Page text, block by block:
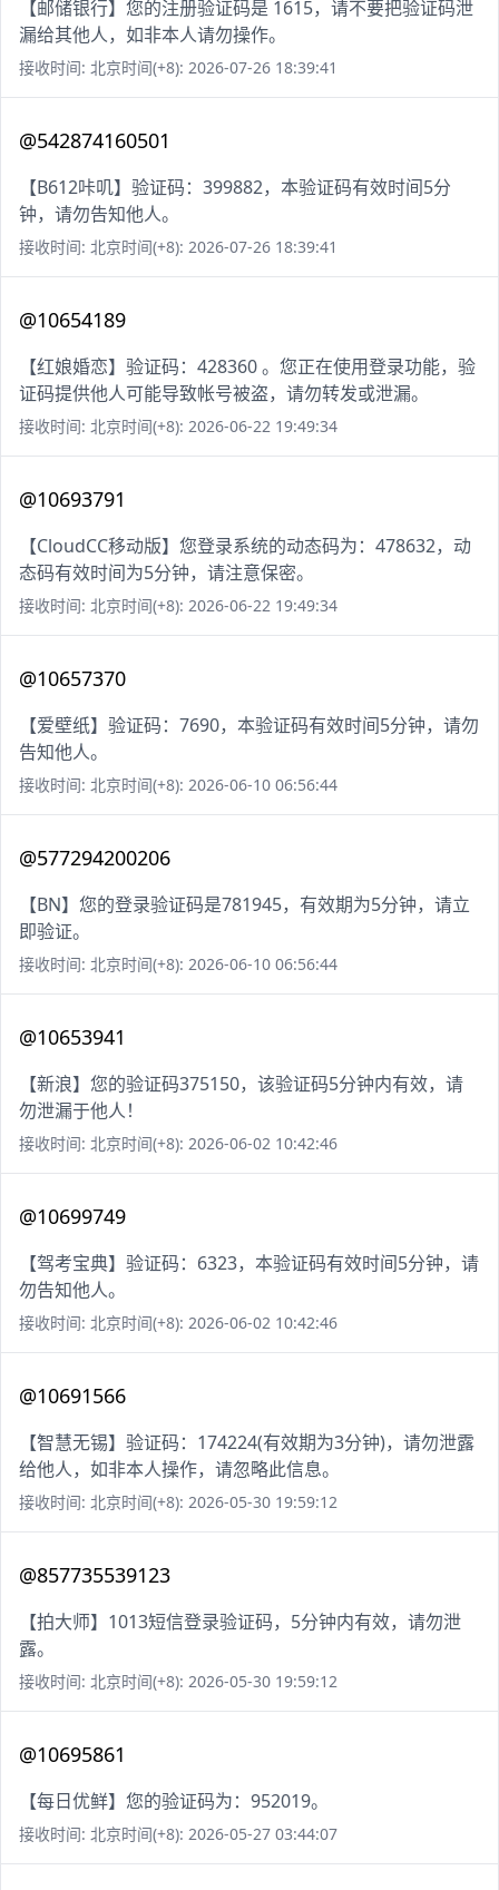
【邮储银行】您的注册验证码是 1615，请不要把验证码泄
漏给其他人，如非本人请勿操作。
接收时间: 北京时间(+8): 2026-07-26 18:39:41
@542874160501
【B612咔叽】验证码：399882，本验证码有效时间5分
钟，请勿告知他人。
接收时间: 北京时间(+8): 2026-07-26 18:39:41
@10654189
【红娘婚恋】验证码：428360 。您正在使用登录功能，验
证码提供他人可能导致帐号被盗，请勿转发或泄漏。
接收时间: 北京时间(+8): 2026-06-22 19:49:34
@10693791
【CloudCC移动版】您登录系统的动态码为：478632，动
态码有效时间为5分钟，请注意保密。
接收时间: 北京时间(+8): 2026-06-22 19:49:34
@10657370
【爱壁纸】验证码：7690，本验证码有效时间5分钟，请勿
告知他人。
接收时间: 北京时间(+8): 2026-06-10 06:56:44
@577294200206
【BN】您的登录验证码是781945，有效期为5分钟，请立
即验证。
接收时间: 北京时间(+8): 2026-06-10 06:56:44
@10653941
【新浪】您的验证码375150，该验证码5分钟内有效，请
勿泄漏于他人！
接收时间: 北京时间(+8): 2026-06-02 10:42:46
@10699749
【驾考宝典】验证码：6323，本验证码有效时间5分钟，请
勿告知他人。
接收时间: 北京时间(+8): 2026-06-02 10:42:46
@10691566
【智慧无锡】验证码：174224(有效期为3分钟)，请勿泄露
给他人，如非本人操作，请忽略此信息。
接收时间: 北京时间(+8): 2026-05-30 19:59:12
@857735539123
【拍大师】1013短信登录验证码，5分钟内有效，请勿泄
露。
接收时间: 北京时间(+8): 2026-05-30 19:59:12
@10695861
【每日优鲜】您的验证码为：952019。
接收时间: 北京时间(+8): 2026-05-27 03:44:07